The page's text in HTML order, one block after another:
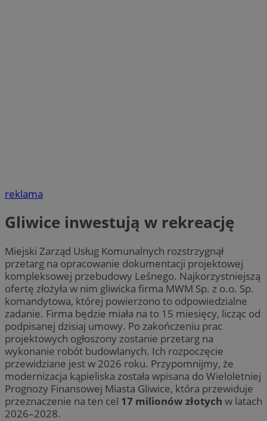
reklama
Gliwice inwestują w rekreację
Miejski Zarząd Usług Komunalnych rozstrzygnął
przetarg na opracowanie dokumentacji projektowej
kompleksowej przebudowy Leśnego. Najkorzystniejszą
ofertę złożyła w nim gliwicka firma MWM Sp. z o.o. Sp.
komandytowa, której powierzono to odpowiedzialne
zadanie. Firma będzie miała na to 15 miesięcy, licząc od
podpisanej dzisiaj umowy. Po zakończeniu prac
projektowych ogłoszony zostanie przetarg na
wykonanie robót budowlanych. Ich rozpoczęcie
przewidziane jest w 2026 roku. Przypomnijmy, że
modernizacja kąpieliska została wpisana do Wieloletniej
Prognozy Finansowej Miasta Gliwice, która przewiduje
przeznaczenie na ten cel 17 milionów złotych w latach
2026–2028.